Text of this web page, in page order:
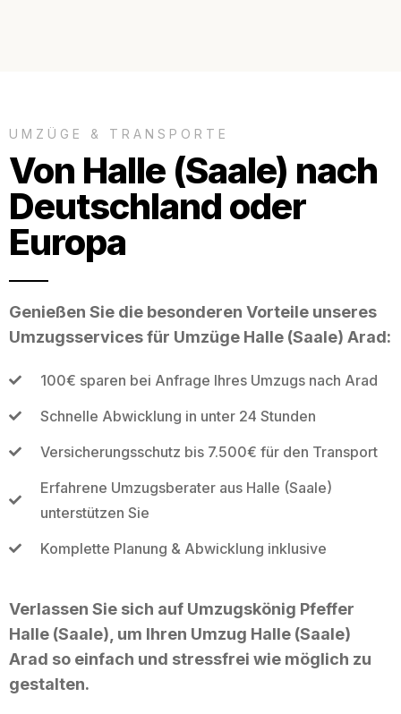
UMZÜGE & TRANSPORTE
Von Halle (Saale) nach
Deutschland oder
Europa
Genießen Sie die besonderen Vorteile unseres
Umzugsservices für Umzüge Halle (Saale) Arad:
100€ sparen bei Anfrage Ihres Umzugs nach Arad
Schnelle Abwicklung in unter 24 Stunden
Versicherungsschutz bis 7.500€ für den Transport
Erfahrene Umzugsberater aus Halle (Saale)
unterstützen Sie
Komplette Planung & Abwicklung inklusive
Verlassen Sie sich auf Umzugskönig Pfeffer
Halle (Saale), um Ihren Umzug Halle (Saale)
Arad so einfach und stressfrei wie möglich zu
gestalten.